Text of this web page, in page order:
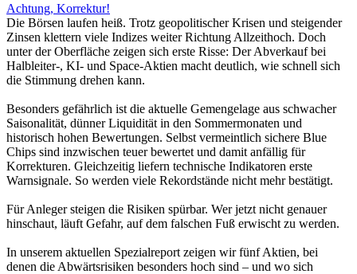
Achtung, Korrektur!
Die Börsen laufen heiß. Trotz geopolitischer Krisen und steigender
Zinsen klettern viele Indizes weiter Richtung Allzeithoch. Doch
unter der Oberfläche zeigen sich erste Risse: Der Abverkauf bei
Halbleiter-, KI- und Space-Aktien macht deutlich, wie schnell sich
die Stimmung drehen kann.
Besonders gefährlich ist die aktuelle Gemengelage aus schwacher
Saisonalität, dünner Liquidität in den Sommermonaten und
historisch hohen Bewertungen. Selbst vermeintlich sichere Blue
Chips sind inzwischen teuer bewertet und damit anfällig für
Korrekturen. Gleichzeitig liefern technische Indikatoren erste
Warnsignale. So werden viele Rekordstände nicht mehr bestätigt.
Für Anleger steigen die Risiken spürbar. Wer jetzt nicht genauer
hinschaut, läuft Gefahr, auf dem falschen Fuß erwischt zu werden.
In unserem aktuellen Spezialreport zeigen wir fünf Aktien, bei
denen die Abwärtsrisiken besonders hoch sind – und wo sich